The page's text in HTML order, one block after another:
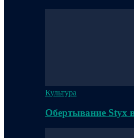
Культура
Обертывание Styx